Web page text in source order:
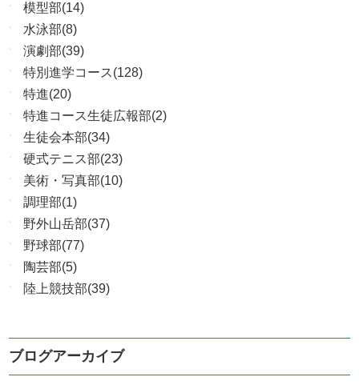
模型部(14)
水泳部(8)
演劇部(39)
特別進学コース(128)
特進(20)
特進コース生徒広報部(2)
生徒会本部(34)
硬式テニス部(23)
美術・写真部(10)
調理部(1)
野外山岳部(37)
野球部(77)
陶芸部(5)
陸上競技部(39)
ブログアーカイブ